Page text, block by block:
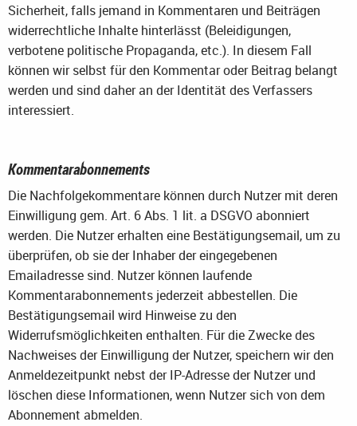
Sicherheit, falls jemand in Kommentaren und Beiträgen
widerrechtliche Inhalte hinterlässt (Beleidigungen,
verbotene politische Propaganda, etc.). In diesem Fall
können wir selbst für den Kommentar oder Beitrag belangt
werden und sind daher an der Identität des Verfassers
interessiert.
Kommentarabonnements
Die Nachfolgekommentare können durch Nutzer mit deren
Einwilligung gem. Art. 6 Abs. 1 lit. a DSGVO abonniert
werden. Die Nutzer erhalten eine Bestätigungsemail, um zu
überprüfen, ob sie der Inhaber der eingegebenen
Emailadresse sind. Nutzer können laufende
Kommentarabonnements jederzeit abbestellen. Die
Bestätigungsemail wird Hinweise zu den
Widerrufsmöglichkeiten enthalten. Für die Zwecke des
Nachweises der Einwilligung der Nutzer, speichern wir den
Anmeldezeitpunkt nebst der IP-Adresse der Nutzer und
löschen diese Informationen, wenn Nutzer sich von dem
Abonnement abmelden.